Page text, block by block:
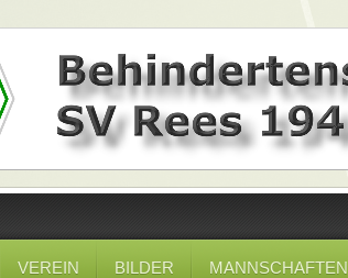
VEREIN BILDER MANNSCHAFTEN